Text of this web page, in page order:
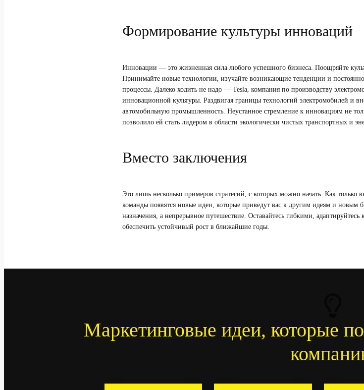
Формирование культуры инноваций
Инновации — это жизненная сила любого успешного бизнеса. Поощряйте
Принимайте новые технологии, изучайте возникающие тенденции и
процессы. Далеко ходить не надо — Tesla, компания по производству
инновационной культуры. Раздвигая границы технологий электромобилей и
автомобильную промышленность. Неустанное стремление к инновациям не
позволило ей стать лидером в области экологически чистых транспортных и
Вместо заключения
Это лишь несколько примеров стратегий, с которых можно начать. Как только
команды появятся новые идеи, которые приведут вас к другим идеям и новым
назначения, а непрерывное путешествие. Оставайтесь гибкими,
обеспечить устойчивый рост в ближайшие годы.
Маркетинговые идеи, которые